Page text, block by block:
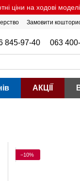
ціни на ходові моделі
Замовити
845-97-40 063
АКЦІЇ
−10%